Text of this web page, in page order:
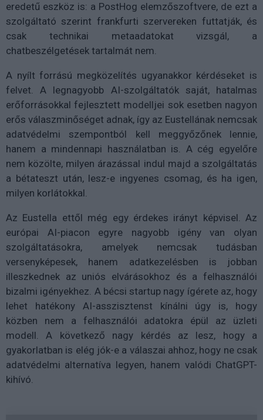
eredetű eszköz is: a PostHog elemzőszoftvere, de ezt a
szolgáltató szerint frankfurti szervereken futtatják, és
csak technikai metaadatokat vizsgál, a
chatbeszélgetések tartalmát nem.
A nyílt forrású megközelítés ugyanakkor kérdéseket is
felvet. A legnagyobb AI-szolgáltatók saját, hatalmas
erőforrásokkal fejlesztett modelljei sok esetben nagyon
erős válaszminőséget adnak, így az Eustellának nemcsak
adatvédelmi szempontból kell meggyőzőnek lennie,
hanem a mindennapi használatban is. A cég egyelőre
nem közölte, milyen árazással indul majd a szolgáltatás
a bétateszt után, lesz-e ingyenes csomag, és ha igen,
milyen korlátokkal.
Az Eustella ettől még egy érdekes irányt képvisel. Az
európai AI-piacon egyre nagyobb igény van olyan
szolgáltatásokra, amelyek nemcsak tudásban
versenyképesek, hanem adatkezelésben is jobban
illeszkednek az uniós elvárásokhoz és a felhasználói
bizalmi igényekhez. A bécsi startup nagy ígérete az, hogy
lehet hatékony AI-asszisztenst kínálni úgy is, hogy
közben nem a felhasználói adatokra épül az üzleti
modell. A következő nagy kérdés az lesz, hogy a
gyakorlatban is elég jók-e a válaszai ahhoz, hogy ne csak
adatvédelmi alternatíva legyen, hanem valódi ChatGPT-
kihívó.